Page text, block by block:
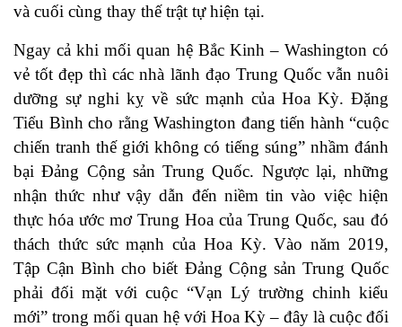
và cuối cùng thay thế trật tự hiện tại.
Ngay cả khi mối quan hệ Bắc Kinh – Washington có
vẻ tốt đẹp thì các nhà lãnh đạo Trung Quốc vẫn nuôi
dưỡng sự nghi kỵ về sức mạnh của Hoa Kỳ. Đặng
Tiểu Bình cho rằng Washington đang tiến hành “cuộc
chiến tranh thế giới không có tiếng súng” nhầm đánh
bại Đảng Cộng sản Trung Quốc. Ngược lại, những
nhận thức như vậy dẫn đến niềm tin vào việc hiện
thực hóa ước mơ Trung Hoa của Trung Quốc, sau đó
thách thức sức mạnh của Hoa Kỳ. Vào năm 2019,
Tập Cận Bình cho biết Đảng Cộng sản Trung Quốc
phải đối mặt với cuộc “Vạn Lý trường chinh kiểu
mới” trong mối quan hệ với Hoa Kỳ – đây là cuộc đối